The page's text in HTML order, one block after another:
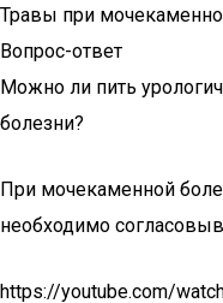
Травы при
Вопрос-ответ
Можно ли пить
болезни?
При мочекаменной
необходимо
https://youtube.com/